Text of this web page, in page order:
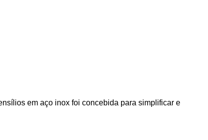
em aço inox foi concebida para simplificar e